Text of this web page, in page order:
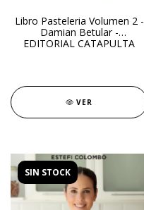
Libro Pasteleria Volumen 2 -
Damian Betular -
EDITORIAL CATAPULTA
VER
SIN STOCK